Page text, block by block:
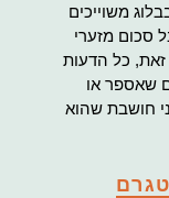
משוייכים
סכום מזערי
כל הדעות
שאספר או
חושבת שהוא